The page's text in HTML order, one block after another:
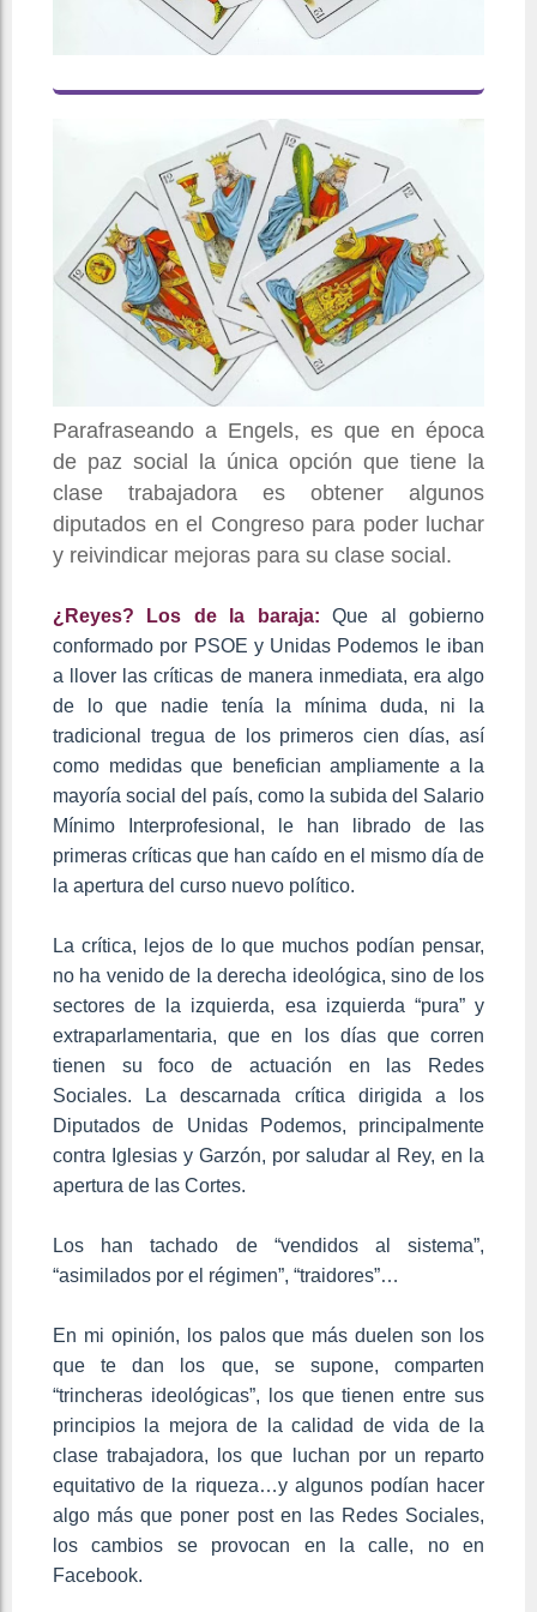
Parafraseando a Engels, es que en época
de paz social la única opción que tiene la
clase trabajadora es obtener algunos
diputados en el Congreso para poder luchar
y reivindicar mejoras para su clase social.
¿Reyes? Los de la baraja: Que al gobierno
conformado por PSOE y Unidas Podemos le iban
a llover las críticas de manera inmediata, era algo
de lo que nadie tenía la mínima duda, ni la
tradicional tregua de los primeros cien días, así
como medidas que benefician ampliamente a la
mayoría social del país, como la subida del Salario
Mínimo Interprofesional, le han librado de las
primeras críticas que han caído en el mismo día de
la apertura del curso nuevo político.
La crítica, lejos de lo que muchos podían pensar,
no ha venido de la derecha ideológica, sino de los
sectores de la izquierda, esa izquierda “pura” y
extraparlamentaria, que en los días que corren
tienen su foco de actuación en las Redes
Sociales. La descarnada crítica dirigida a los
Diputados de Unidas Podemos, principalmente
contra Iglesias y Garzón, por saludar al Rey, en la
apertura de las Cortes.
Los han tachado de “vendidos al sistema”,
“asimilados por el régimen”, “traidores”…
En mi opinión, los palos que más duelen son los
que te dan los que, se supone, comparten
“trincheras ideológicas”, los que tienen entre sus
principios la mejora de la calidad de vida de la
clase trabajadora, los que luchan por un reparto
equitativo de la riqueza…y algunos podían hacer
algo más que poner post en las Redes Sociales,
los cambios se provocan en la calle, no en
Facebook.